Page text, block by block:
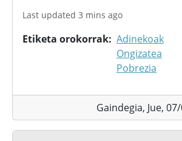
Last updated 3 mins ago
Etiketa orokorrak Adinekoak
Ongizatea
Pobrezia
Gaindegia, Jue,